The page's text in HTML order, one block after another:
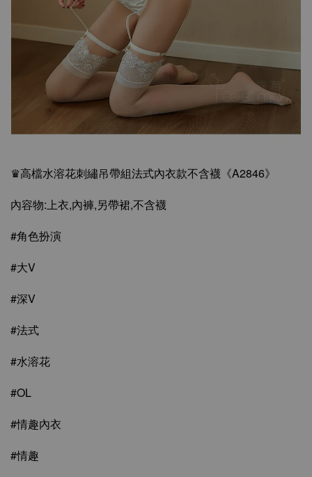
♛高檔水溶花刺繡吊帶組法式內衣款不含襪《A2846》
內容物:上衣,內褲,另帶裙,不含襪
#角色扮演
#大V
#深V
#法式
#水溶花
#OL
#情趣內衣
#情趣